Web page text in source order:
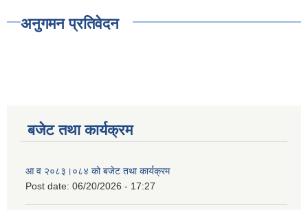
अनुगमन प्रतिवेदन
बजेट तथा कार्यक्रम
आ व २०८३।०८४ को बजेट तथा कार्यक्रम
Post date: 06/20/2026 - 17:27